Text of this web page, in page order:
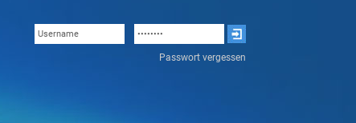
Passwort vergessen